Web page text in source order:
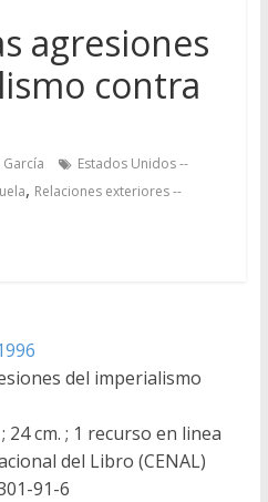
agresiones
contra
Estados Unidos --
, Relaciones exteriores --
del imperialismo
24 cm. ; 1 recurso en linea
del Libro (CENAL)
91-6